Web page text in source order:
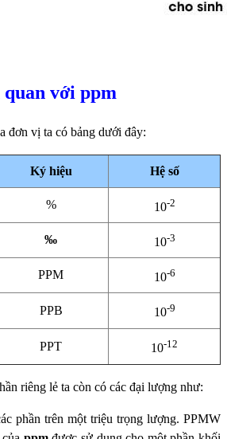
với ppm
đơn vị ta có bảng dưới đây:
Ký hiệu Hệ số
% 10-2
‰ 10-3
PPM 10-6
PPB 10-9
PPT 10-12
riêng lẻ ta còn có các đại lượng như:
phần trên một triệu trọng lượng. PPMW